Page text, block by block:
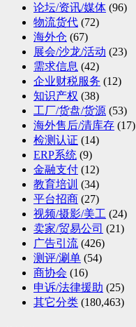
论坛/资讯/媒体 (96)
物流货代 (72)
海外仓 (67)
展会/沙龙/活动 (23)
需求信息 (42)
企业财税服务 (12)
知识产权 (38)
工厂/货盘/货源 (53)
海外售后/清库存 (17)
检测认证 (14)
ERP系统 (9)
金融支付 (12)
教育培训 (34)
平台招商 (27)
视频/摄影/美工 (24)
卖家/贸易公司 (21)
广告引流 (426)
测评/涮单 (54)
商协会 (16)
申诉/法律援助 (25)
其它分类 (180,463)